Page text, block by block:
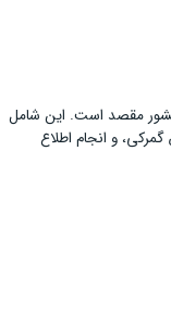
کشور مقصد است. این شامل
و انجام اطلاع